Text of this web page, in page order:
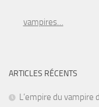
vampires…
ARTICLES RÉCENTS
L’empire du vampire